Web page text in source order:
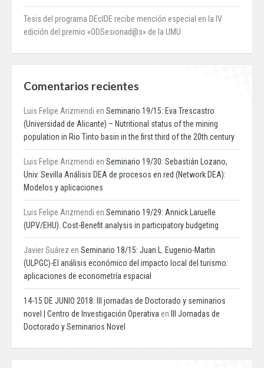
Tesis del programa DEcIDE recibe mención especial en la IV
edición del premio «ODSesionad@s» de la UMU
Comentarios recientes
Luis Felipe Arizmendi en Seminario 19/15: Eva Trescastro
(Universidad de Alicante) – Nutritional status of the mining
population in Rio Tinto basin in the first third of the 20th century
Luis Felipe Arizmendi en Seminario 19/30: Sebastián Lozano,
Univ. Sevilla Análisis DEA de procesos en red (Network DEA):
Modelos y aplicaciones
Luis Felipe Arizmendi en Seminario 19/29: Annick Laruelle
(UPV/EHU). Cost-Benefit analysis in participatory budgeting
Javier Suárez en Seminario 18/15: Juan L. Eugenio-Martin
(ULPGC)-El análisis económico del impacto local del turismo:
aplicaciones de econometría espacial
14-15 DE JUNIO 2018: III jornadas de Doctorado y seminarios
novel | Centro de Investigación Operativa en
III Jornadas de
Doctorado y Seminarios Novel